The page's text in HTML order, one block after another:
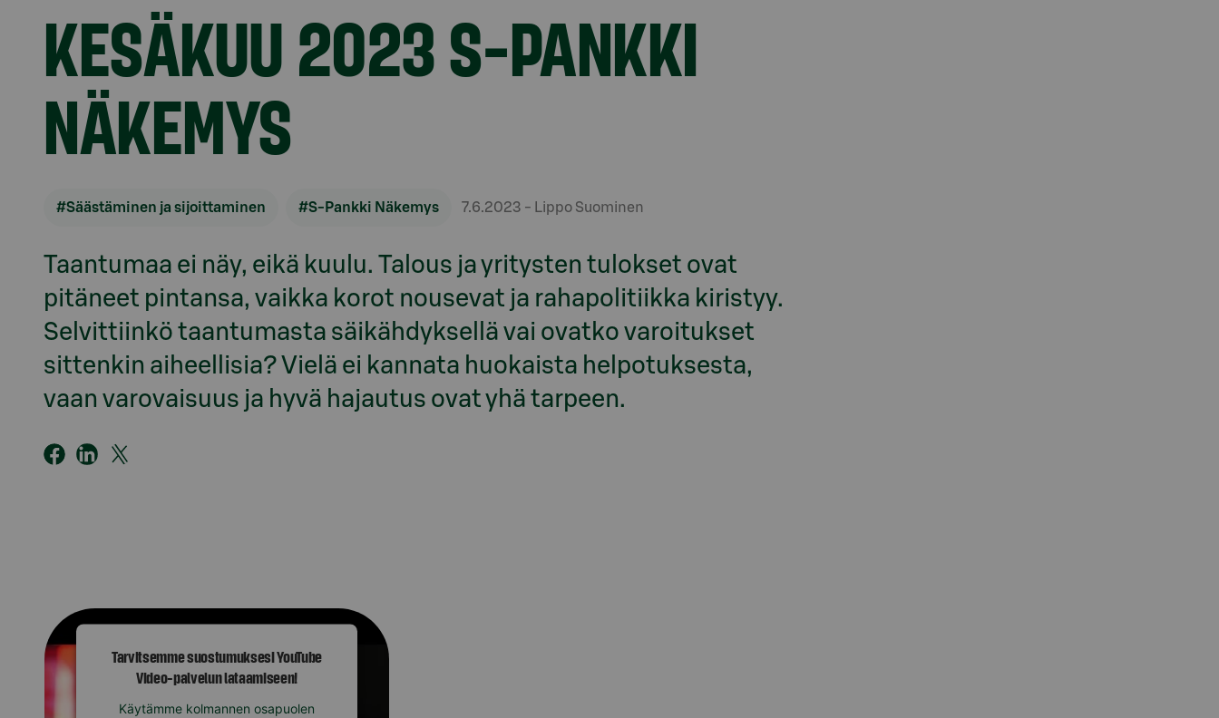
KESÄKUU 2023 S-PANKKI
NÄKEMYS
#Säästäminen ja sijoittaminen #S-Pankki Näkemys 7.6.2023 - Lippo Suominen
Taantumaa ei näy, eikä kuulu. Talous ja yritysten tulokset ovat
pitäneet pintansa, vaikka korot nousevat ja rahapolitiikka kiristyy.
Selvittiinkö taantumasta säikähdyksellä vai ovatko varoitukset
sittenkin aiheellisia? Vielä ei kannata huokaista helpotuksesta,
vaan varovaisuus ja hyvä hajautus ovat yhä tarpeen.
Tarvitsemme suostumuksesi YouTube
Video-palvelun lataamiseen!
Käytämme kolmannen osapuolen